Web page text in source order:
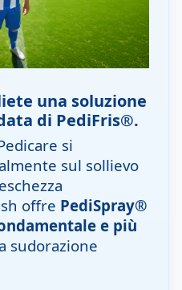
una soluzione
di PediFris®.
si
sul sollievo
offre PediSpray®
e più
sudorazione